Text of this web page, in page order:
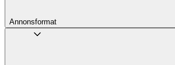
Annons­format